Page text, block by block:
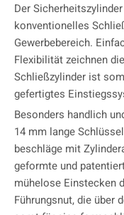
Der
konventionelles
Gewerbebereich.
Flexibilität zeichnen
Schließzylinder ist
gefertigtes
Besonders handlich
14 mm lange
beschläge mit
geformte und
mühelose Einstecken
Führungsnut, die über